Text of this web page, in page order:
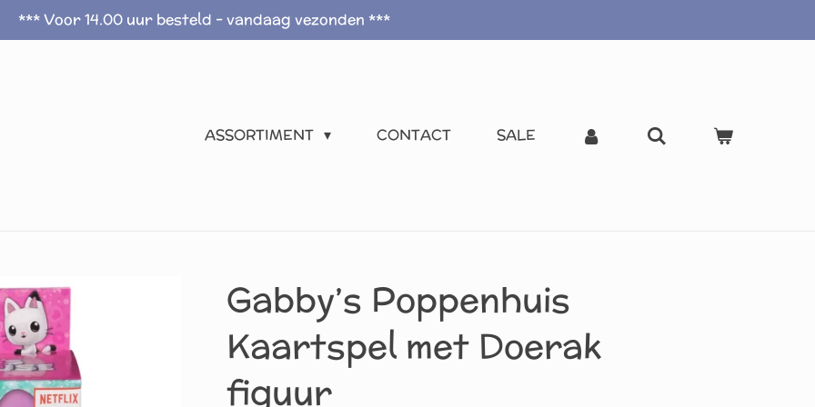
*** Voor 14.00 uur besteld - vandaag vezonden ***
ASSORTIMENT CONTACT SALE
Gabby’s Poppenhuis
Kaartspel met Doerak
figuur